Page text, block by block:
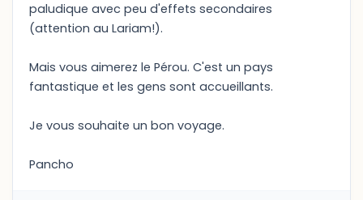
paludique avec peu d'effets secondaires
(attention au Lariam!).
Mais vous aimerez le Pérou. C'est un pays
fantastique et les gens sont accueillants.
Je vous souhaite un bon voyage.
Pancho